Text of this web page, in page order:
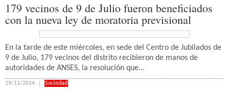
179 vecinos de 9 de Julio fueron beneficiados
con la nueva ley de moratoria previsional
En la tarde de este miércoles, en sede del Centro de Jubilados de
9 de Julio, 179 vecinos del distrito recibieron de manos de
autoridades de ANSES, la resolución que...
19/11/2014 Sociedad